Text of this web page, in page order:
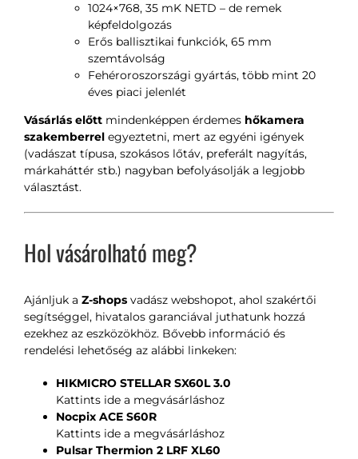
1024×768, 35 mK NETD – de remek
képfeldolgozás
Erős ballisztikai funkciók, 65 mm
szemtávolság
Fehéroroszországi gyártás, több mint 20
éves piaci jelenlét
Vásárlás előttmindenképpen érdemes hőkamera
szakemberrelegyeztetni, mert az egyéni igények
(vadászat típusa, szokásos lőtáv, preferált nagyítás,
márkaháttér stb.) nagyban befolyásolják a legjobb
választást.
Hol vásárolható meg?
Ajánljuk a Z-shopsvadász webshopot, ahol szakértői
segítséggel, hivatalos garanciával juthatunk hozzá
ezekhez az eszközökhöz. Bővebb információ és
rendelési lehetőség az alábbi linkeken:
HIKMICRO STELLAR SX60L 3.0
Kattints ide a megvásárláshoz
Nocpix ACE S60R
Kattints ide a megvásárláshoz
Pulsar Thermion 2 LRF XL60